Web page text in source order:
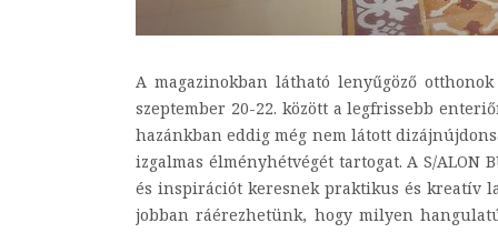
A magazinokban látható lenyűgöző
szeptember 20-22. között a legfrissebb
hazánkban eddig még nem látott
izgalmas élményhétvégét tartogat. A S/ALON
és inspirációt keresnek praktikus és kreatív
jobban ráérezhetünk, hogy milyen